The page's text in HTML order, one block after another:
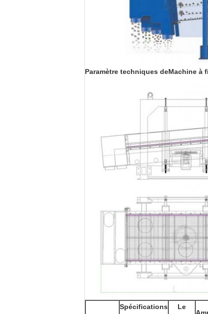
Paramètre techniques deMachine à
Spécifications
Le